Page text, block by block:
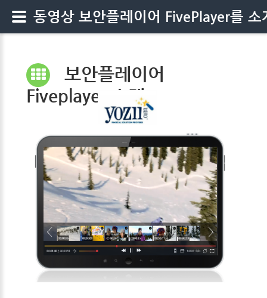
보안플레이어
Fiveplayer 소개
동영상 보안플레이어 FivePlayer를